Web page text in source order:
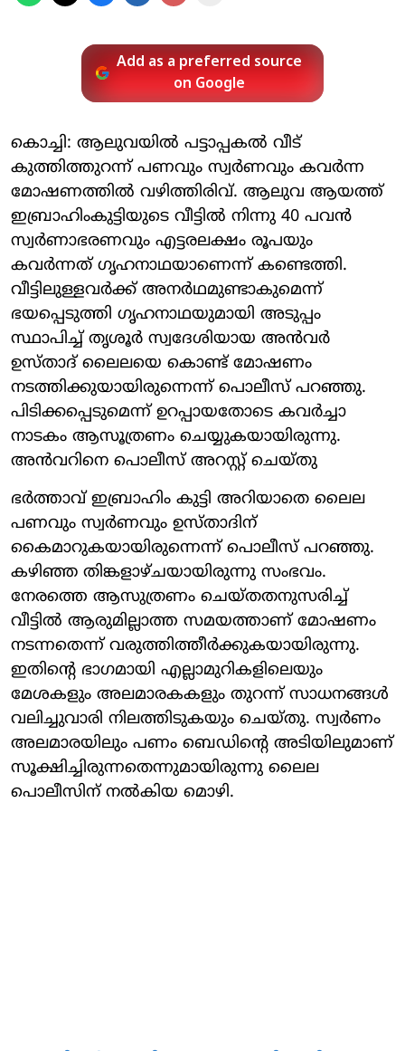
Add as a preferred source
on Google
കൊച്ചി: ആലുവയില്‍ പട്ടാപ്പകല്‍ വീട്
കുത്തിത്തുറന്ന് പണവും സ്വര്‍ണവും കവര്‍ന്ന
മോഷണത്തില്‍ വഴിത്തിരിവ്. ആലുവ ആയത്ത്
ഇബ്രാഹിംകുട്ടിയുടെ വീട്ടില്‍ നിന്നു 40 പവന്‍
സ്വര്‍ണാഭരണവും എട്ടരലക്ഷം രൂപയും
കവര്‍ന്നത് ഗൃഹനാഥയാണെന്ന് കണ്ടെത്തി.
വീട്ടിലുള്ളവര്‍ക്ക് അനര്‍ഥമുണ്ടാകുമെന്ന്
ഭയപ്പെടുത്തി ഗൃഹനാഥയുമായി അടുപ്പം
സ്ഥാപിച്ച് തൃശൂര്‍ സ്വദേശിയായ അന്‍വര്‍
ഉസ്താദ് ലൈലയെ കൊണ്ട് മോഷണം
നടത്തിക്കുയായിരുന്നെന്ന് പൊലീസ് പറഞ്ഞു.
പിടിക്കപ്പെടുമെന്ന് ഉറപ്പായതോടെ കവര്‍ച്ചാ
നാടകം ആസൂത്രണം ചെയ്യുകയായിരുന്നു.
അന്‍വറിനെ പൊലീസ് അറസ്റ്റ് ചെയ്തു
ഭര്‍ത്താവ് ഇബ്രാഹിം കുട്ടി അറിയാതെ ലൈല
പണവും സ്വര്‍ണവും ഉസ്താദിന്
കൈമാറുകയായിരുന്നെന്ന് പൊലീസ് പറഞ്ഞു.
കഴിഞ്ഞ തിങ്കളാഴ്ചയായിരുന്നു സംഭവം.
നേരത്തെ ആസുത്രണം ചെയ്തതനുസരിച്ച്
വീട്ടില്‍ ആരുമില്ലാത്ത സമയത്താണ് മോഷണം
നടന്നതെന്ന് വരുത്തിത്തീര്‍ക്കുകയായിരുന്നു.
ഇതിന്റെ ഭാഗമായി എല്ലാമുറികളിലെയും
മേശകളും അലമാരകകളും തുറന്ന് സാധനങ്ങള്‍
വലിച്ചുവാരി നിലത്തിടുകയും ചെയ്തു. സ്വര്‍ണം
അലമാരയിലും പണം ബെഡിന്റെ അടിയിലുമാണ്
സൂക്ഷിച്ചിരുന്നതെന്നുമായിരുന്നു ലൈല
പൊലീസിന് നല്‍കിയ മൊഴി.